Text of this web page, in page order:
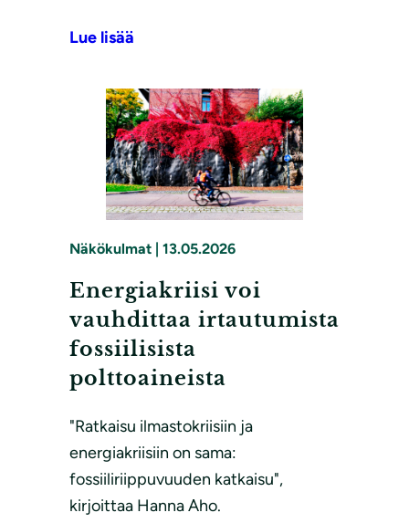
Lue lisää
Näkökulmat | 13.05.2026
Energiakriisi voi
vauhdittaa irtautumista
fossiilisista
polttoaineista
"Ratkaisu ilmastokriisiin ja
energiakriisiin on sama:
fossiiliriippuvuuden katkaisu",
kirjoittaa Hanna Aho.